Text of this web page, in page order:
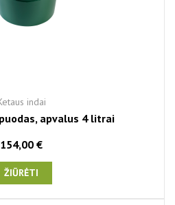
indai
apvalus 4 litrai
154,00 €
ŽIŪRĖTI